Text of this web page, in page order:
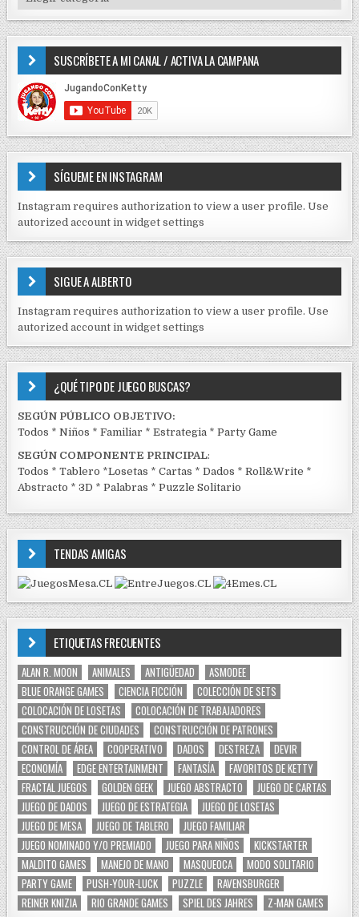
e
n
r
a
d
a
o
r
:
I
P
D
E
C
N
T
I
D
S
E
J
C
K
SUSCRÍBETE A MI CANAL / ACTIVA LA CAMPANA
SÍGUEME EN INSTAGRAM
Instagram requires authorization to view a user profile. Use
autorized account in widget settings
SIGUE A ALBERTO
Instagram requires authorization to view a user profile. Use
autorized account in widget settings
¿QUÉ TIPO DE JUEGO BUSCAS?
SEGÚN PÚBLICO OBJETIVO:
Todos *Niños *Familiar *Estrategia *Party Game
SEGÚN COMPONENTE PRINCIPAL:
Todos *Tablero *Losetas *Cartas *Dados *Roll&Write *
Abstracto *3D *Palabras *Puzzle Solitario
TENDAS AMIGAS
ETIQUETAS FRECUENTES
ALAN R. MOON ANIMALES ANTIGÜEDAD
ASMODEE
BLUE ORANGE GAMES
CIENCIA FICCIÓN
COLECCIÓN DE SETS
COLOCACIÓN DE LOSETAS
COLOCACIÓN DE TRABAJADORES
CONSTRUCCIÓN DE CIUDADES
CONSTRUCCIÓN DE PATRONES
CONTROL DE ÁREA
COOPERATIVO DADOS DESTREZA
DEVIR
ECONOMÍA
EDGE ENTERTAINMENT FANTASÍA
FAVORITOS DE KETTY
FRACTAL JUEGOS
GOLDEN GEEK JUEGO ABSTRACTO
JUEGO DE CARTAS
JUEGO DE DADOS
JUEGO DE ESTRATEGIA
JUEGO DE LOSETAS
JUEGO DE MESA
JUEGO DE TABLERO
JUEGO FAMILIAR
JUEGO NOMINADO Y/O PREMIADO
JUEGO PARA NIÑOS
KICKSTARTER
MALDITO GAMES
MANEJO DE MANO MASQUEOCA
MODO SOLITARIO
PARTY GAME
PUSH-YOUR-LUCK PUZZLE
RAVENSBURGER
REINER KNIZIA
RIO GRANDE GAMES SPIEL DES JAHRES Z-MAN GAMES